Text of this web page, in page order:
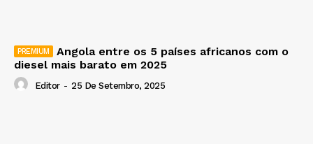
Angola entre os 5 países africanos com o
diesel mais barato em 2025
Editor - 25 De Setembro, 2025